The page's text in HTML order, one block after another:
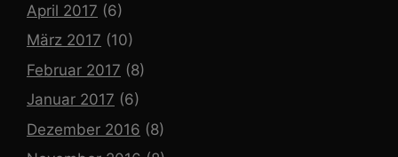
April 2017 (6)
März 2017 (10)
Februar 2017 (8)
Januar 2017 (6)
Dezember 2016 (8)